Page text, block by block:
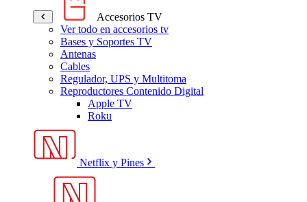
Accesorios TV
Ver todo en accesorios tv
Bases y Soportes TV
Antenas
Cables
Regulador, UPS y Multitoma
Reproductores Contenido Digital
Apple TV
Roku
Netflix y Pines